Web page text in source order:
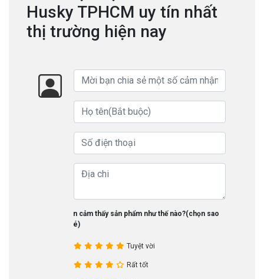
Husky TPHCM uy tín nhất
thị trường hiện nay
Bạn cảm thấy sản phẩm như thế nào?(chọn sao
nhé)
Tuyệt vời
Rất tốt